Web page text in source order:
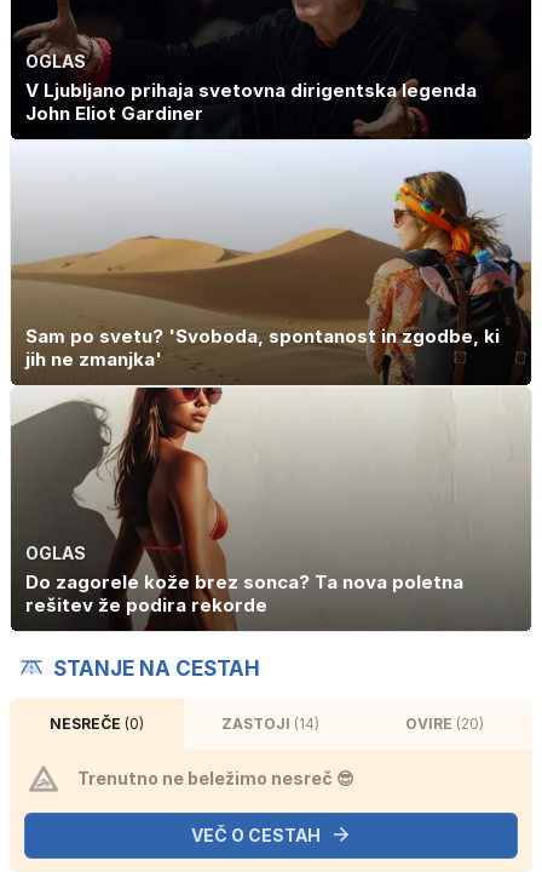
OGLAS
V Ljubljano prihaja svetovna dirigentska legenda
John Eliot Gardiner
Sam po svetu? 'Svoboda, spontanost in zgodbe, ki
jih ne zmanjka'
OGLAS
Do zagorele kože brez sonca? Ta nova poletna
rešitev že podira rekorde
STANJE NA CESTAH
NESREČE (0) ZASTOJI (14) OVIRE (20)
Trenutno ne beležimo nesreč 😎
VEČ O CESTAH